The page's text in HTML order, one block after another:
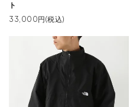
ト
33,000円(税込)